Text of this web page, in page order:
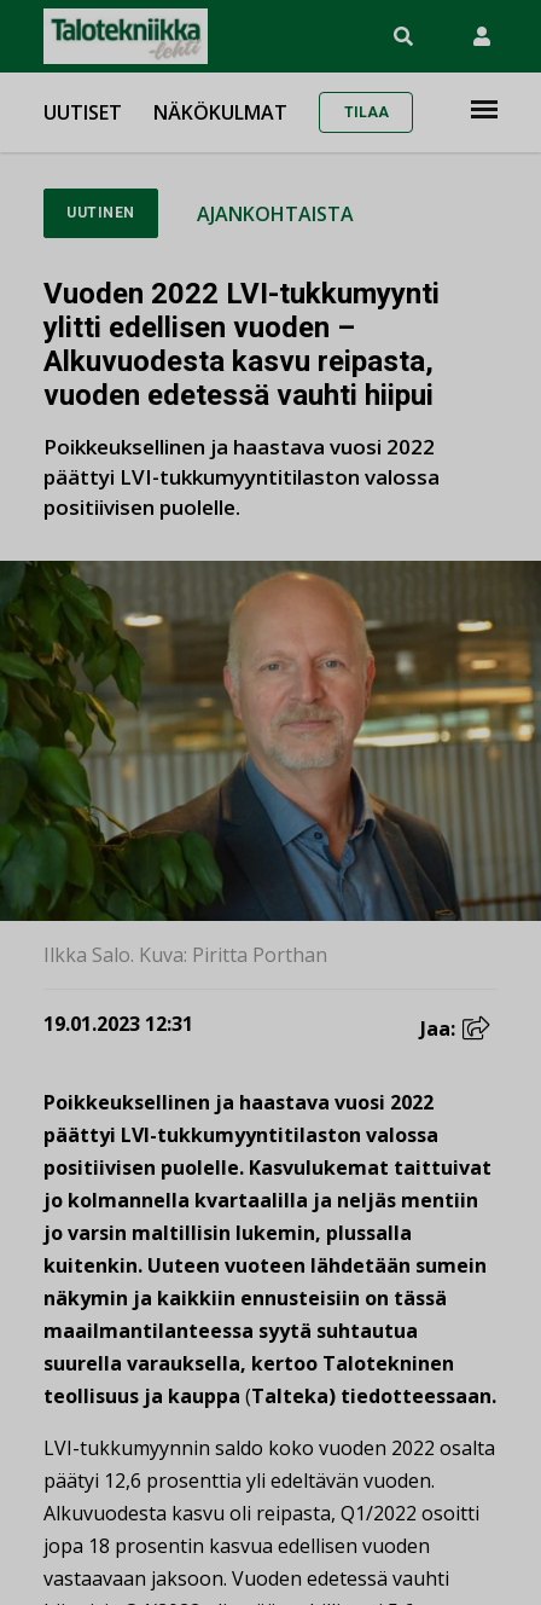
UUTISET NÄKÖKULMAT TILAA
UUTINEN AJANKOHTAISTA
Vuoden 2022 LVI-tukkumyynti
ylitti edellisen vuoden –
Alkuvuodesta kasvu reipasta,
vuoden edetessä vauhti hiipui
Poikkeuksellinen ja haastava vuosi 2022
päättyi LVI-tukkumyyntitilaston valossa
positiivisen puolelle.
Ilkka Salo. Kuva: Piritta Porthan
19.01.2023 12:31 Jaa:
Poikkeuksellinen ja haastava vuosi 2022
päättyi LVI-tukkumyyntitilaston valossa
positiivisen puolelle. Kasvulukemat taittuivat
jo kolmannella kvartaalilla ja neljäs mentiin
jo varsin maltillisin lukemin, plussalla
kuitenkin. Uuteen vuoteen lähdetään sumein
näkymin ja kaikkiin ennusteisiin on tässä
maailmantilanteessa syytä suhtautua
suurella varauksella, kertoo Talotekninen
teollisuus ja kauppa (Talteka) tiedotteessaan.
LVI-tukkumyynnin saldo koko vuoden 2022 osalta
päätyi 12,6 prosenttia yli edeltävän vuoden.
Alkuvuodesta kasvu oli reipasta, Q1/2022 osoitti
jopa 18 prosentin kasvua edellisen vuoden
vastaavaan jaksoon. Vuoden edetessä vauhti